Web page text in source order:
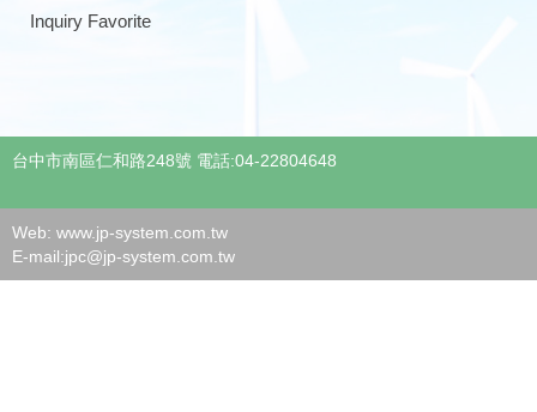
Inquiry Favorite
台中市南區仁和路248號 電話:04-22804648
Web: www.jp-system.com.tw
E-mail:jpc@jp-system.com.tw